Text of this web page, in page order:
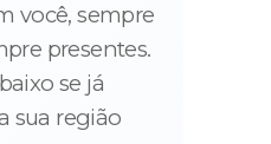
você, sempre
presentes.
se já
sua região